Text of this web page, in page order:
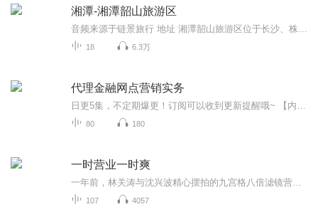
湘潭-湘潭韶山旅游区
18 6.3万
代理金融网点营销实务
80 180
一时营业一时爽
107 4057